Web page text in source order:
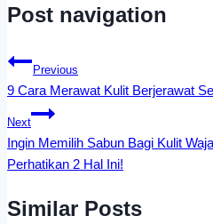
Post navigation
Previous
9 Cara Merawat Kulit Berjerawat
Next
Ingin Memilih Sabun Bagi Kulit
Perhatikan 2 Hal Ini!
Similar Posts